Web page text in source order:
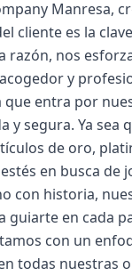
Manresa,
cliente es la
razón, nos
y
que entra por
y segura. Ya sea
de oro,
en busca de
con historia,
guiarte en cada
con un
todas nuestras